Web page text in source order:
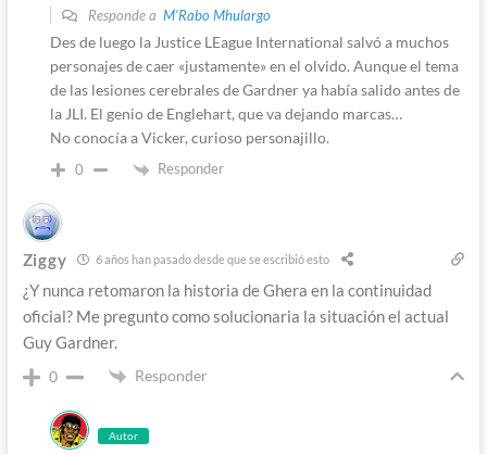
Responde a M'Rabo Mhulargo
Des de luego la Justice LEague International salvó a muchos
personajes de caer «justamente» en el olvido. Aunque el tema
de las lesiones cerebrales de Gardner ya había salido antes de
la JLI. El genio de Englehart, que va dejando marcas…
No conocía a Vicker, curioso personajillo.
0 Responder
Ziggy 6 años han pasado desde que se escribió esto
¿Y nunca retomaron la historia de Ghera en la continuidad
oficial? Me pregunto como solucionaria la situación el actual
Guy Gardner.
0 Responder
Autor